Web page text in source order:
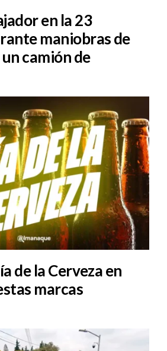
en la 23
maniobras de
camión de
de la Cerveza en
marcas